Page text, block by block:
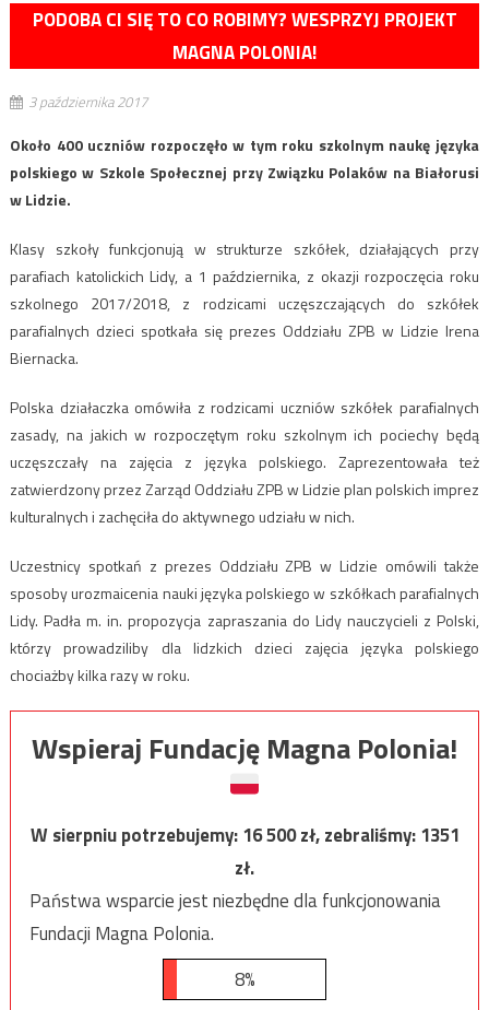
PODOBA CI SIĘ TO CO ROBIMY? WESPRZYJ PROJEKT
MAGNA POLONIA!
3 października 2017
Około 400 uczniów rozpoczęło w tym roku szkolnym naukę języka
polskiego w Szkole Społecznej przy Związku Polaków na Białorusi
w Lidzie.
Klasy szkoły funkcjonują w strukturze szkółek, działających przy
parafiach katolickich Lidy, a 1 października, z okazji rozpoczęcia roku
szkolnego 2017/2018, z rodzicami uczęszczających do szkółek
parafialnych dzieci spotkała się prezes Oddziału ZPB w Lidzie Irena
Biernacka.
Polska działaczka omówiła z rodzicami uczniów szkółek parafialnych
zasady, na jakich w rozpoczętym roku szkolnym ich pociechy będą
uczęszczały na zajęcia z języka polskiego. Zaprezentowała też
zatwierdzony przez Zarząd Oddziału ZPB w Lidzie plan polskich imprez
kulturalnych i zachęciła do aktywnego udziału w nich.
Uczestnicy spotkań z prezes Oddziału ZPB w Lidzie omówili także
sposoby urozmaicenia nauki języka polskiego w szkółkach parafialnych
Lidy. Padła m. in. propozycja zapraszania do Lidy nauczycieli z Polski,
którzy prowadziliby dla lidzkich dzieci zajęcia języka polskiego
chociażby kilka razy w roku.
Wspieraj Fundację Magna Polonia!
W sierpniu potrzebujemy:16 500zł, zebraliśmy:1351
zł.
Państwa wsparcie jest niezbędne dla funkcjonowania
Fundacji Magna Polonia.
8%